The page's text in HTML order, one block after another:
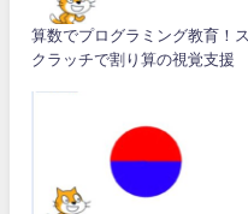
算数でプログラミング教育！ス
クラッチで割り算の視覚支援